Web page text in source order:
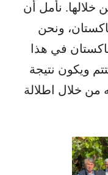
خلالها. نأمل أن
ونحن
في هذا
ويكون نتيجة
من خلال اطلالة